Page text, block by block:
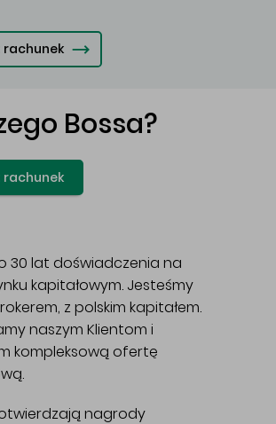
rachunek
Bossa?
rachunek
30 lat doświadczenia na
kapitałowym. Jesteśmy
z polskim kapitałem.
naszym Klientom i
kompleksową ofertę
nagrody